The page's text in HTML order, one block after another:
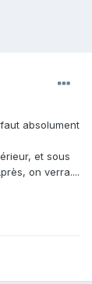
absolument
et sous
on verra....